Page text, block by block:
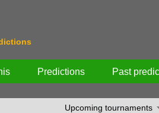
Predictions Past
Upcoming tournaments